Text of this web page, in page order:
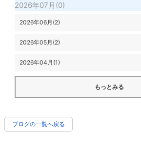
2026年07月(0)
2026年06月(2)
2026年05月(2)
2026年04月(1)
もっとみる
ブログの一覧へ戻る